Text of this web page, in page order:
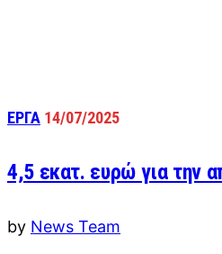
ΕΡΓΑ 14/07/2025
4,5 εκατ. ευρώ για την
by News Team